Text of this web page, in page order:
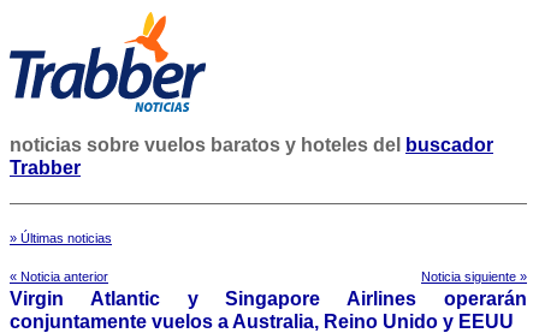
noticias sobre vuelos baratos y hoteles del
buscador
Trabber
» Últimas noticias
« Noticia anterior Noticia siguiente »
Virgin Atlantic y Singapore Airlines operarán
conjuntamente vuelos a Australia, Reino Unido y EEUU